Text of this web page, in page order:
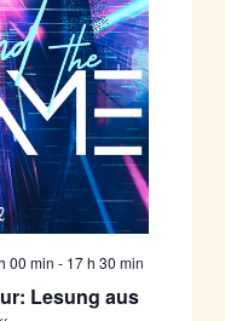
Lesung aus
00 min - 17 h 30 min